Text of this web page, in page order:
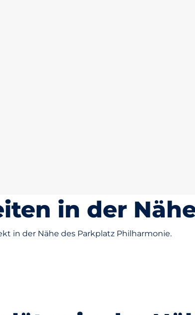
in der
in der Nähe des Parkplatz Philharmonie.
Potsdamer
Platz
Theater am
Potsdamer
Platz